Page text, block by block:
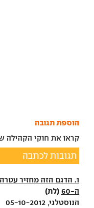
הוספת תגובה
קראו את חוקי הקהילה
תגובות לכתבה
ה-60
(לת)
הנוסטלגי, 05-10-2012